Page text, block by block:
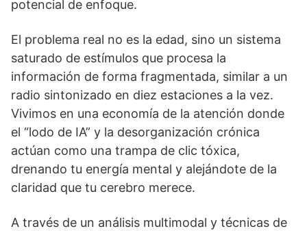
potencial de enfoque.
El problema real no es la edad, sino un sistema
saturado de estímulos que procesa la
información de forma fragmentada, similar a un
radio sintonizado en diez estaciones a la vez.
Vivimos en una economía de la atención donde
el “lodo de IA” y la desorganización crónica
actúan como una trampa de clic tóxica,
drenando tu energía mental y alejándote de la
claridad que tu cerebro merece.
A través de un análisis multimodal y técnicas de